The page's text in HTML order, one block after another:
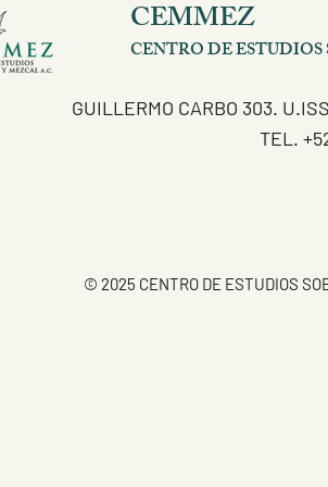
CEMMEZ
CENTRO DE
GUILLERMO CARBO 303.
TEL.
© 2025 CENTRO DE ESTUDIOS